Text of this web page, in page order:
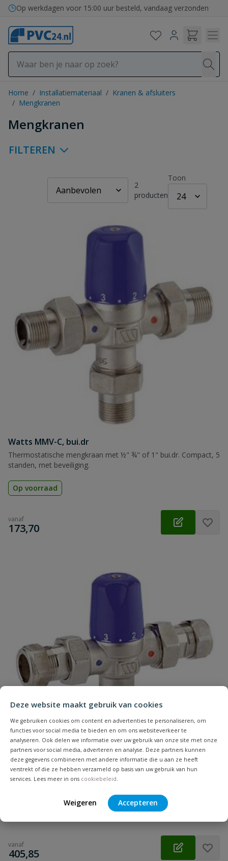
Deze website maakt gebruik van cookies
We gebruiken cookies om content en advertenties te personaliseren, om
functies voor social media te bieden en om ons websiteverkeer te
analyseren. Ook delen we informatie over uw gebruik van onze site met onze
partners voor social media, adverteren en analyse. Deze partners kunnen
deze gegevens combineren met andere informatie die u aan ze heeft
verstrekt of die ze hebben verzameld op basis van uw gebruik van hun
services. Lees meer in ons cookiebeleid.
Weigeren Accepteren
Ga naar de inhoud
Op werkdagen voor 15:00 uur besteld, vandaag verzonden
Home / Installatiemateriaal / Kranen & afsluiters
/ Mengkranen
Mengkranen
FILTEREN
2
producten
Toon
Watts MMV-C, bui.dr
Thermostatische mengkraan met ½" ¾" of 1" bui.dr. Compact, 5
standen, met beveiliging.
Op voorraad
vanaf
€
173,70
Watts MMV-C, knel
Thermostatische mengkraan, 15 mm knel aansluiting. Compact,
vanaf
€
405,85